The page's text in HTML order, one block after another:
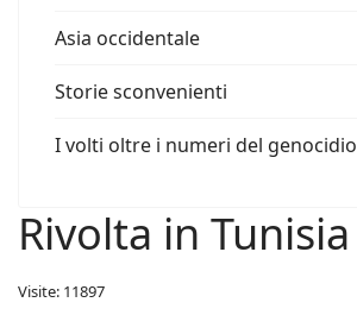
Asia occidentale
Storie sconvenienti
I volti oltre i numeri del genocidio
Rivolta in Tunisia
Visite: 11897